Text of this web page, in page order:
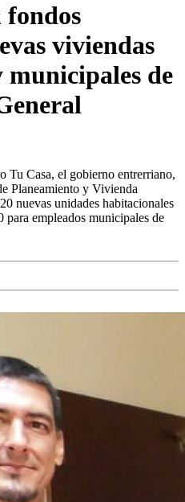
fondos
viviendas
municipales de
Tu Casa, el gobierno entrerriano,
Planeamiento y Vivienda
nuevas unidades habitacionales
empleados municipales de